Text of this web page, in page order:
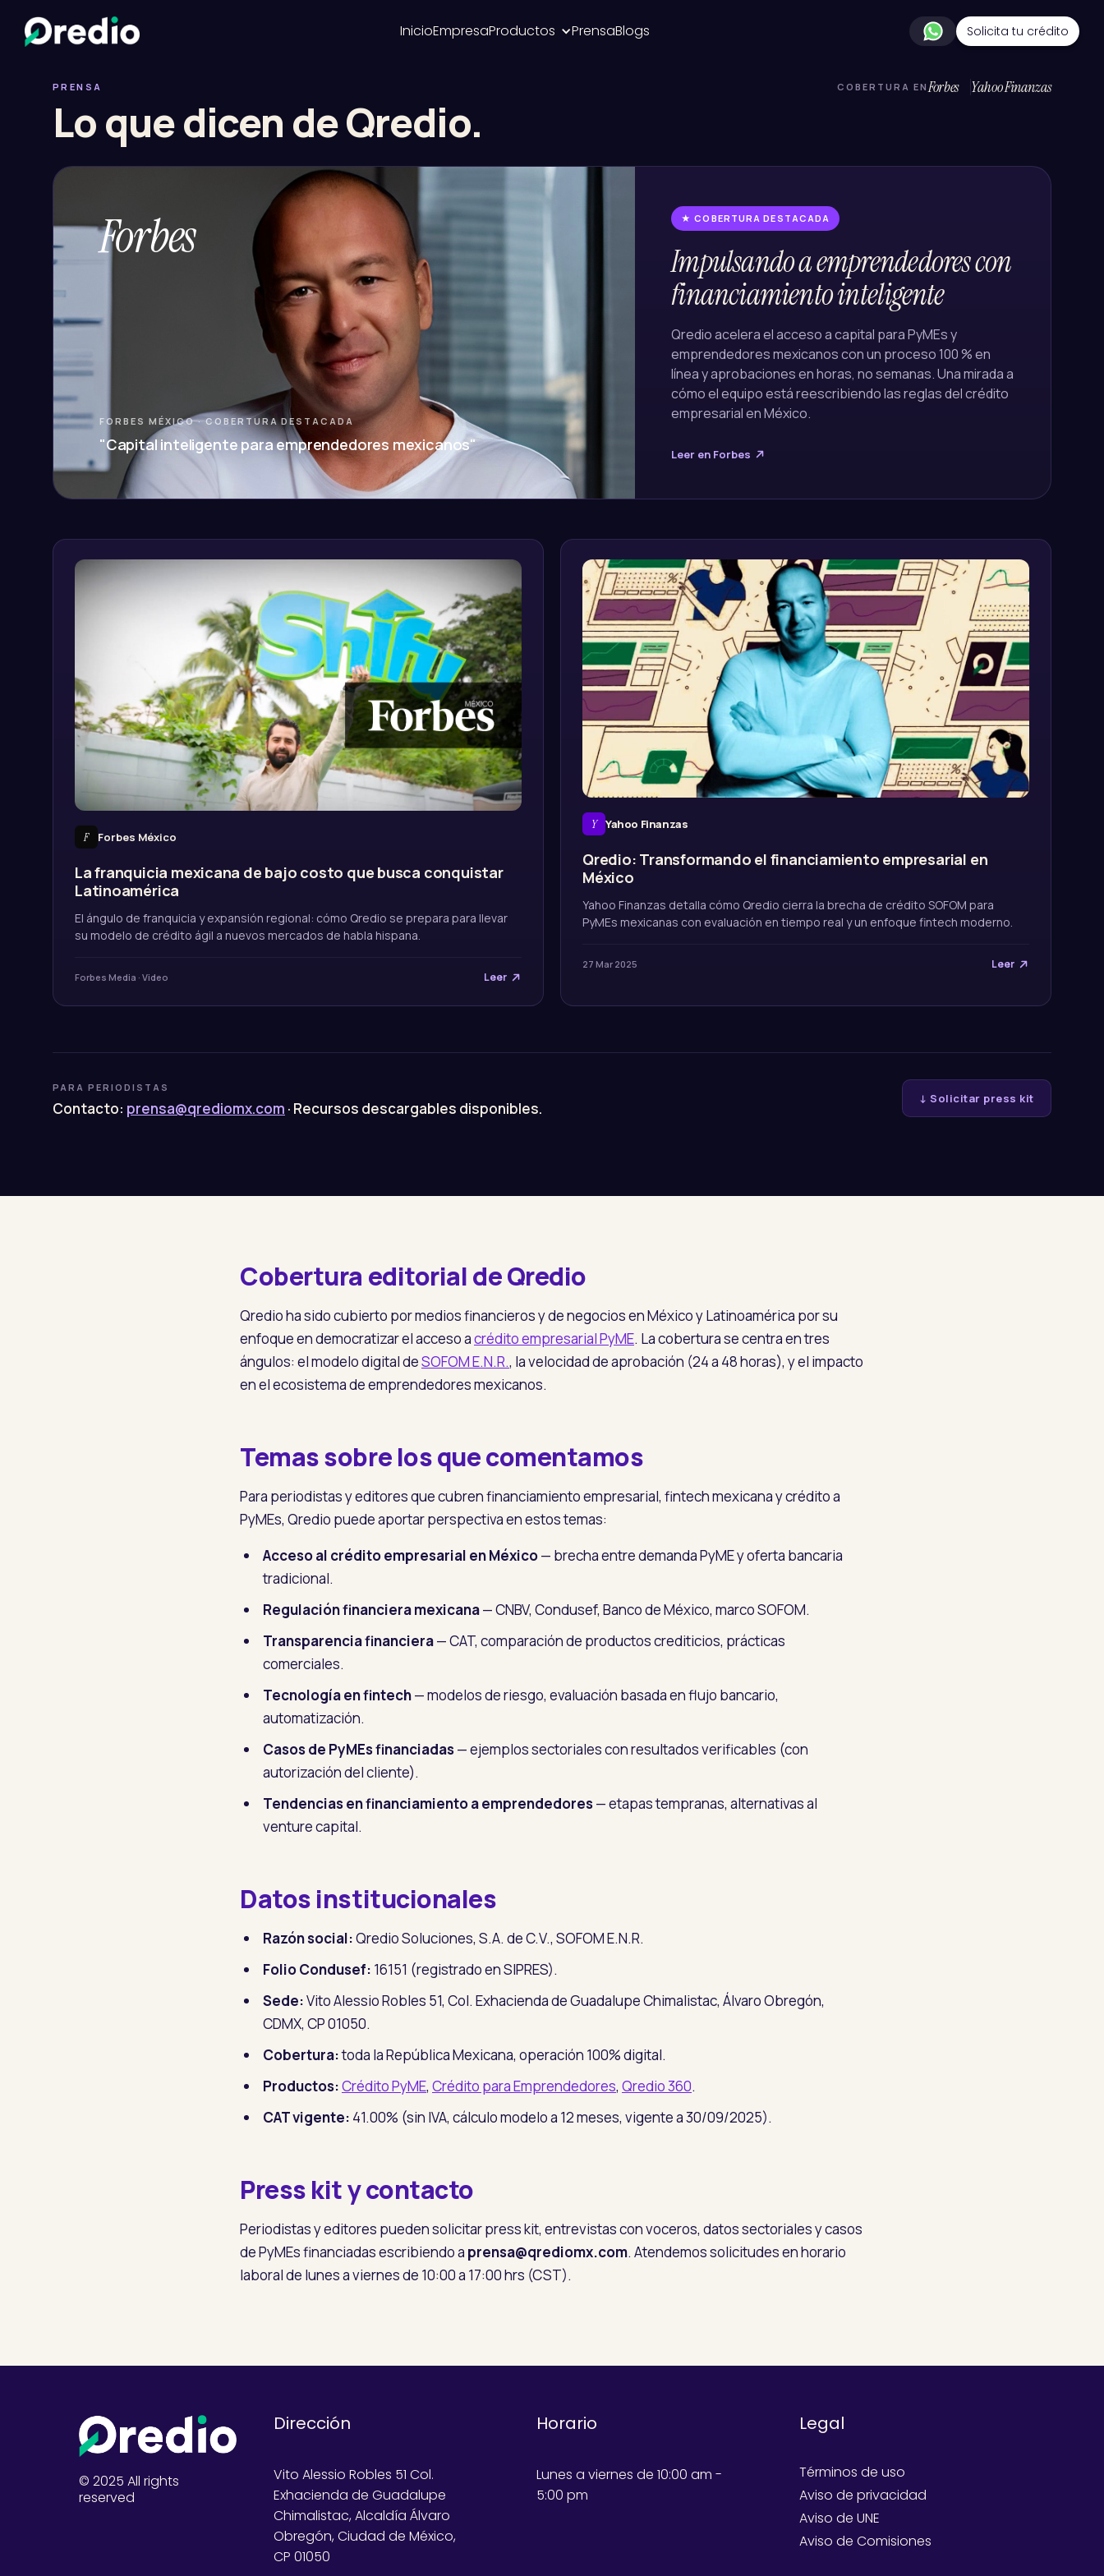
InicioEmpresaProductos PrensaBlogs Solicita tu crédito
PRENSA
Lo que dicen de Qredio.
COBERTURA EN Forbes Yahoo Finanzas
Forbes
FORBES MÉXICO · COBERTURA DESTACADA
"Capital inteligente para emprendedores mexicanos"
★ COBERTURA DESTACADA
Impulsando a emprendedores con
financiamiento inteligente
Qredio acelera el acceso a capital para PyMEs y
emprendedores mexicanos con un proceso 100 % en
línea y aprobaciones en horas, no semanas. Una mirada a
cómo el equipo está reescribiendo las reglas del crédito
empresarial en México.
Leer en Forbes
F Forbes México
La franquicia mexicana de bajo costo que busca conquistar
Latinoamérica
El ángulo de franquicia y expansión regional: cómo Qredio se prepara para llevar
su modelo de crédito ágil a nuevos mercados de habla hispana.
Forbes Media · Video Leer
Y Yahoo Finanzas
Qredio: Transformando el financiamiento empresarial en
México
Yahoo Finanzas detalla cómo Qredio cierra la brecha de crédito SOFOM para
PyMEs mexicanas con evaluación en tiempo real y un enfoque fintech moderno.
27 Mar 2025 Leer
PARA PERIODISTAS
Contacto: prensa@qrediomx.com · Recursos descargables disponibles.
↓ Solicitar press kit
Cobertura editorial de Qredio
Qredio ha sido cubierto por medios financieros y de negocios en México y Latinoamérica por su
enfoque en democratizar el acceso acrédito empresarial PyME. La cobertura se centra en tres
ángulos: el modelo digital deSOFOM E.N.R., la velocidad de aprobación (24 a 48 horas), y el impacto
en el ecosistema de emprendedores mexicanos.
Temas sobre los que comentamos
Para periodistas y editores que cubren financiamiento empresarial, fintech mexicana y crédito a
PyMEs, Qredio puede aportar perspectiva en estos temas:
Acceso al crédito empresarial en México— brecha entre demanda PyME y oferta bancaria
tradicional.
Regulación financiera mexicana— CNBV, Condusef, Banco de México, marco SOFOM.
Transparencia financiera— CAT, comparación de productos crediticios, prácticas
comerciales.
Tecnología en fintech— modelos de riesgo, evaluación basada en flujo bancario,
automatización.
Casos de PyMEs financiadas— ejemplos sectoriales con resultados verificables (con
autorización del cliente).
Tendencias en financiamiento a emprendedores— etapas tempranas, alternativas al
venture capital.
Datos institucionales
Razón social:Qredio Soluciones, S.A. de C.V., SOFOM E.N.R.
Folio Condusef: 16151 (registrado en SIPRES).
Sede:Vito Alessio Robles 51, Col. Exhacienda de Guadalupe Chimalistac, Álvaro Obregón,
CDMX, CP 01050.
Cobertura:toda la República Mexicana, operación 100% digital.
Productos:Crédito PyME, Crédito para Emprendedores, Qredio 360.
CAT vigente: 41.00% (sin IVA, cálculo modelo a 12 meses, vigente a 30/09/2025).
Press kit y contacto
Periodistas y editores pueden solicitar press kit, entrevistas con voceros, datos sectoriales y casos
de PyMEs financiadas escribiendo a prensa@qrediomx.com. Atendemos solicitudes en horario
laboral de lunes a viernes de 10:00 a 17:00 hrs (CST).
© 2025 All rights
reserved
Dirección
Vito Alessio Robles 51 Col.
Exhacienda de Guadalupe
Chimalistac, Alcaldía Álvaro
Obregón, Ciudad de México,
CP 01050
Horario
Lunes a viernes de 10:00 am -
5:00 pm
Legal
Términos de uso
Aviso de privacidad
Aviso de UNE
Aviso de Comisiones